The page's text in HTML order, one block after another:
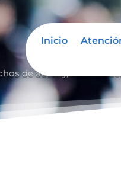
Inicio
de autor y/